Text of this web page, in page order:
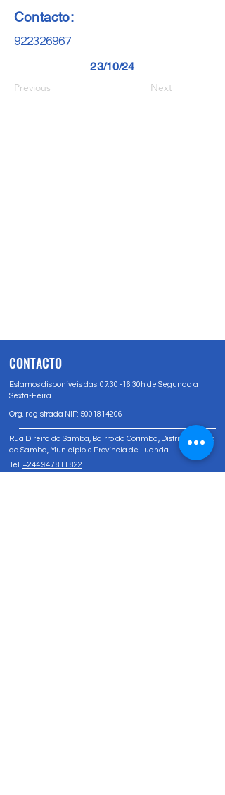
Contacto:
922326967
23/10/24
Previous Next
CONTACTO
Estamos disponíveis das 07:30 -16:30h de Segunda a
Sexta-Feira.
Org. registrada NIF: 5001814206
Rua Direita da Samba, Bairro da Corimba, Distrito Urbano
da Samba, Município e Província de Luanda.
Tel: +244 947 811 822